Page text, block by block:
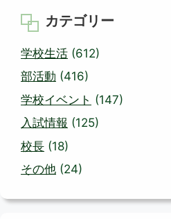
カテゴリー
学校生活 (612)
部活動 (416)
学校イベント (147)
入試情報 (125)
校長 (18)
その他 (24)